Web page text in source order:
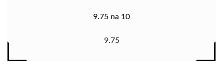
9.75 na 10
9.75